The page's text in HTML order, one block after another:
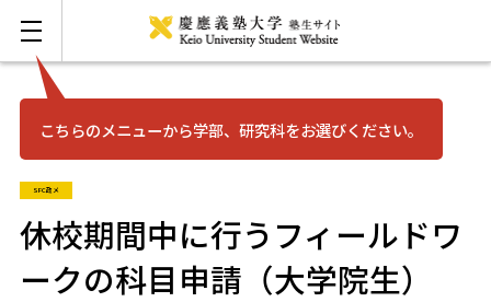
こちらのメニューから学部、研究科をお選びください。
お問い合わせ English
三田
日吉
SFC政メ
休校期間中に行うフィールドワ
ークの科目申請（大学院生）